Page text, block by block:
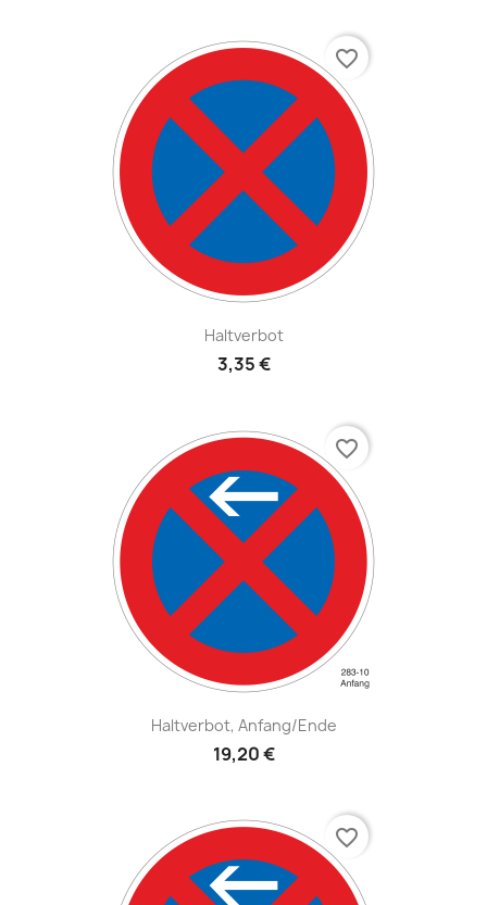
Haltverbot
3,35 €
favorite_border
Haltverbot, Anfang/Ende
19,20 €
favorite_border
favorite_border